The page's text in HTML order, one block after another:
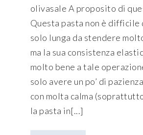
olivasale A proposito di
Questa pasta non è difficile
solo lunga da stendere
ma la sua consistenza
molto bene a tale
solo avere un po’ di
con molta calma
la pasta in[...]